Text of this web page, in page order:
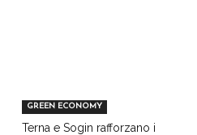
GREEN ECONOMY
Terna e Sogin rafforzano i